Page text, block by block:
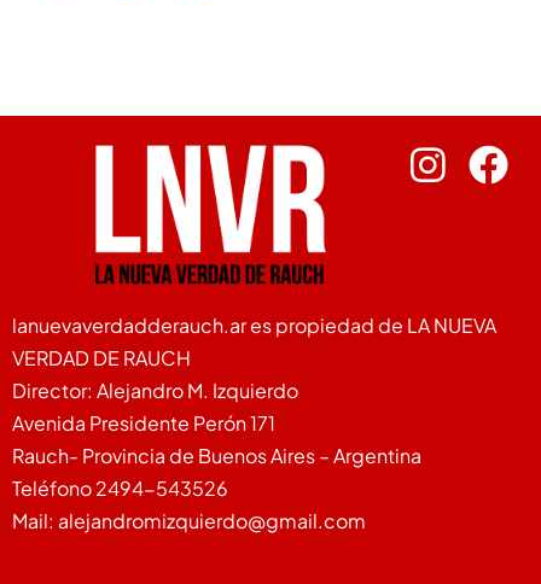
lanuevaverdadderauch.ar es propiedad de LA NUEVA
VERDAD DE RAUCH
Director: Alejandro M. Izquierdo
Avenida Presidente Perón 171
Rauch- Provincia de Buenos Aires – Argentina
Teléfono 2494-543526
Mail: alejandromizquierdo@gmail.com